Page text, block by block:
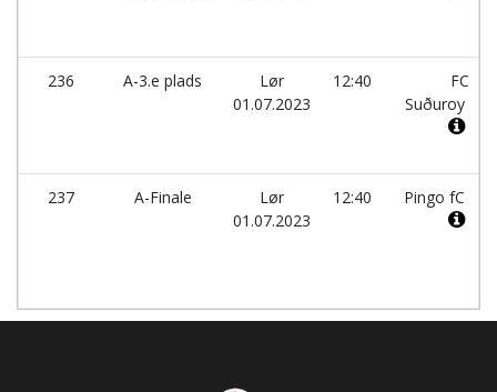
236 A-3.e plads
Lør
01.07.2023
12:40
FC
Suðuroy
237 A-Finale
Lør
01.07.2023
12:40 Pingo fC